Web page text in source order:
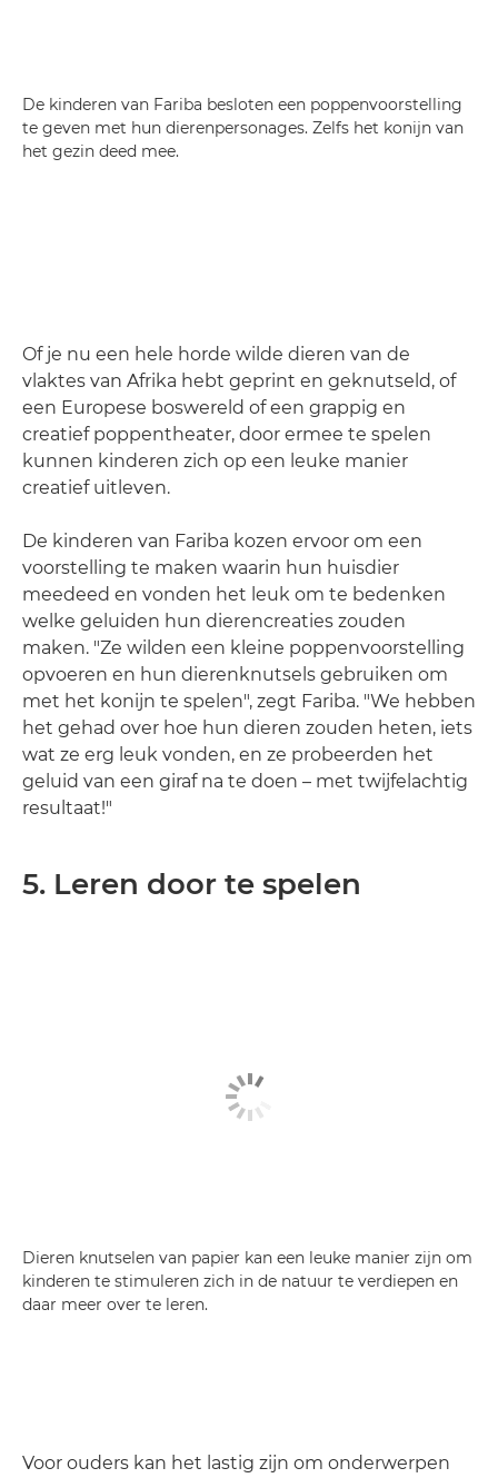
De kinderen van Fariba besloten een poppenvoorstelling
te geven met hun dierenpersonages. Zelfs het konijn van
het gezin deed mee.
Of je nu een hele horde wilde dieren van de
vlaktes van Afrika hebt geprint en geknutseld, of
een Europese boswereld of een grappig en
creatief poppentheater, door ermee te spelen
kunnen kinderen zich op een leuke manier
creatief uitleven.
De kinderen van Fariba kozen ervoor om een
voorstelling te maken waarin hun huisdier
meedeed en vonden het leuk om te bedenken
welke geluiden hun dierencreaties zouden
maken. "Ze wilden een kleine poppenvoorstelling
opvoeren en hun dierenknutsels gebruiken om
met het konijn te spelen", zegt Fariba. "We hebben
het gehad over hoe hun dieren zouden heten, iets
wat ze erg leuk vonden, en ze probeerden het
geluid van een giraf na te doen – met twijfelachtig
resultaat!"
5. Leren door te spelen
Dieren knutselen van papier kan een leuke manier zijn om
kinderen te stimuleren zich in de natuur te verdiepen en
daar meer over te leren.
Voor ouders kan het lastig zijn om onderwerpen